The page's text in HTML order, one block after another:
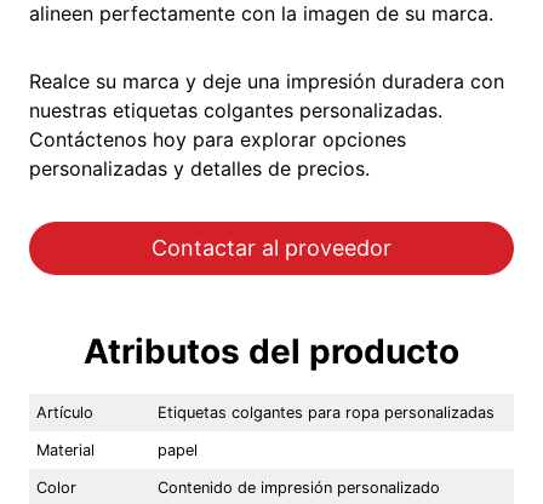
alineen perfectamente con la imagen de su marca.
Realce su marca y deje una impresión duradera con
nuestras etiquetas colgantes personalizadas.
Contáctenos hoy para explorar opciones
personalizadas y detalles de precios.
Contactar al proveedor
Atributos del producto
Artículo Etiquetas colgantes para ropa personalizadas
Material papel
Color Contenido de impresión personalizado